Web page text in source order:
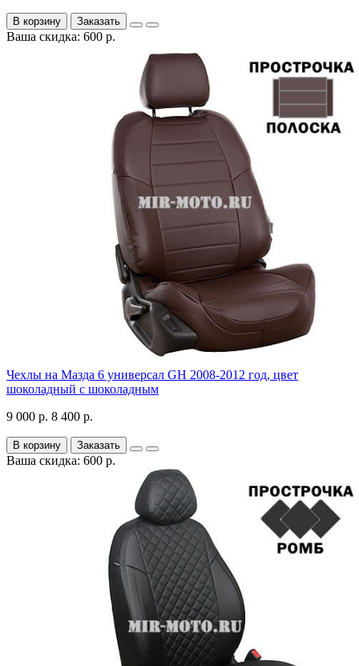
В корзину Заказать
Ваша скидка: 600 р.
Чехлы на Мазда 6 универсал GH 2008-2012 год, цвет
шоколадный с шоколадным
9 000 р. 8 400 р.
В корзину Заказать
Ваша скидка: 600 р.